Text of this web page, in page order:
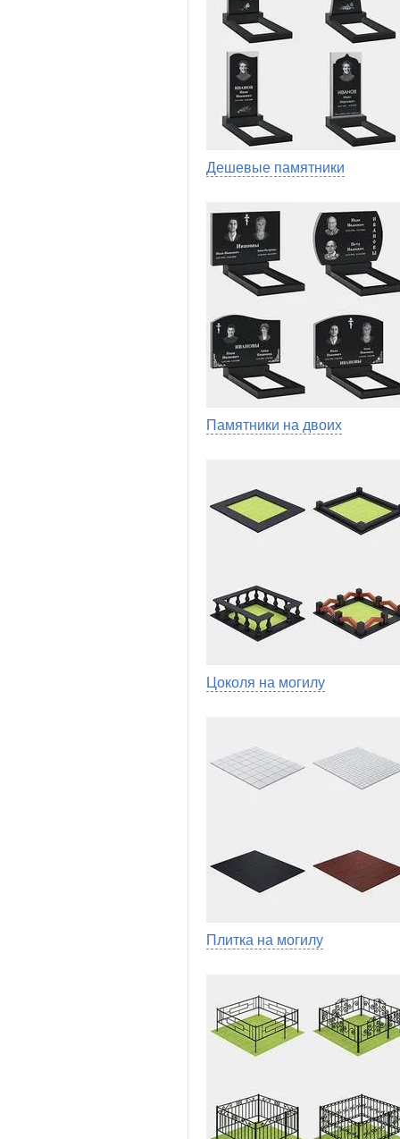
Дешевые памятники
Памятники на двоих
Цоколя на могилу
Плитка на могилу